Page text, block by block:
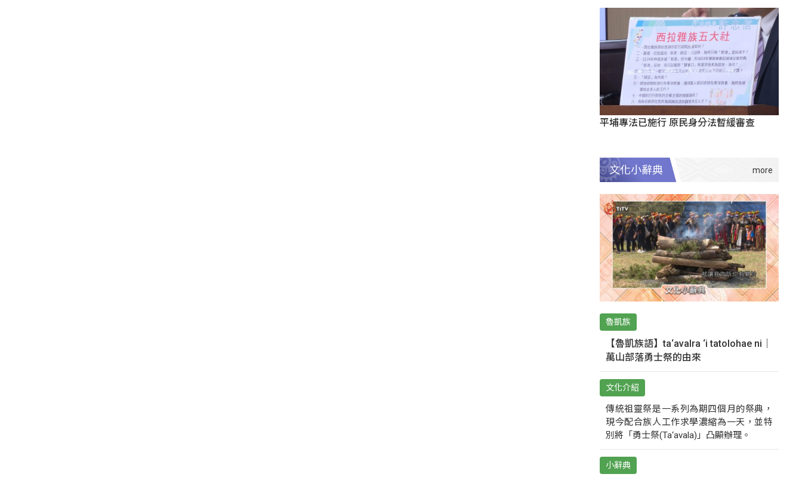
平埔專法已施行 原民身分法暫緩審查
文化小辭典
魯凱族
【魯凱族語】ta‘avalra ‘i tatolohae ni｜
萬山部落勇士祭的由來
文化介紹
傳統祖靈祭是一系列為期四個月的祭典，
現今配合族人工作求學濃縮為一天，並特
別將「勇士祭(Ta‘avala)」凸顯辦理。
小辭典